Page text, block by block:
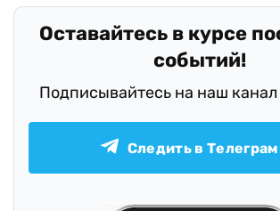
Оставайтесь в курсе
событий!
Подписывайтесь на наш канал
Следить в